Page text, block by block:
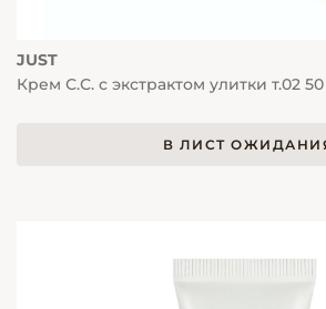
JUST
Крем С.С. с экстрактом улитки т.02
В ЛИСТ